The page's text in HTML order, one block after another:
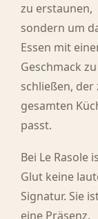
zu erstaunen,
sondern um
Essen mit
Geschmack zu
schließen, der
gesamten
passt.
Bei Le Rasole
Glut keine
Signatur. Sie
eine Präsenz.